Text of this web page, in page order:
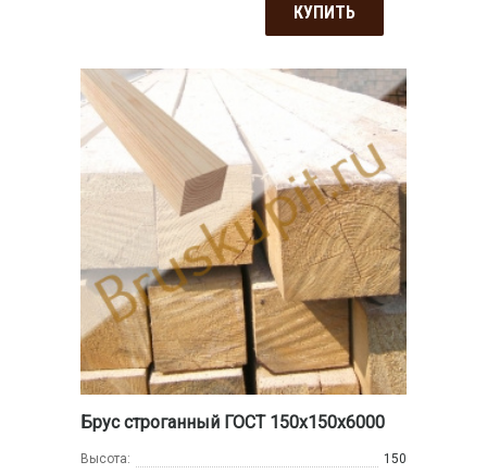
КУПИТЬ
Брус строганный ГОСТ 150х150х6000
Высота:
150